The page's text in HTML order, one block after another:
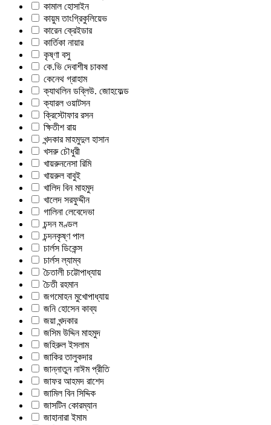
কামাল হোসাইন
কায়ুম তাংগ্রিকুলিয়েভ
কারেন ক্রেইডার
কার্তিকা নায়ার
কৃষ্ণা বসু
কে.ভি দেবাশীষ চাকমা
কেনেথ গ্রাহাম
ক্যাথলিন ডব্লিউ. জোহফেল্ড
ক্যারল ওয়াটসন
ক্রিস্টোফার রসন
ক্ষিতীশ রায়
খন্দকার মাহমুদুল হাসান
খসরু চৌধুরী
খায়রুননেসা রিমি
খায়রুল বাবুই
খালিদ বিন মাহমুদ
খালেদ সরফুদ্দীন
গালিনা লেবেদেভা
চন্দন মণ্ডল
চন্দনকৃষ্ণ পাল
চার্লস ডিকেন্স
চার্লস ল্যাম্ব
চৈতালী চট্টোপাধ্যায়
চৈতী রহমান
জগমোহন মুখোপাধ্যায়
জনি হোসেন কাব্য
জয়া খন্দকার
জসিম উদ্দিন মাহমুদ
জহিরুল ইসলাম
জাকির তালুকদার
জান্নাতুন নাঈম প্রীতি
জাফর আহমদ রাশেদ
জামিল বিন সিদ্দিক
জাসটিন কোরম্যান
জাহানারা ইমাম